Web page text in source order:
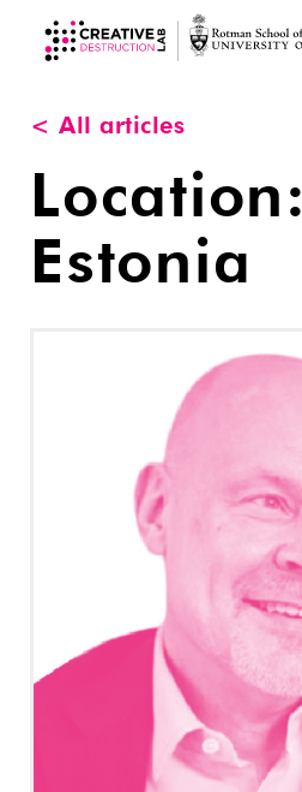
< All articles
Location:
Estonia